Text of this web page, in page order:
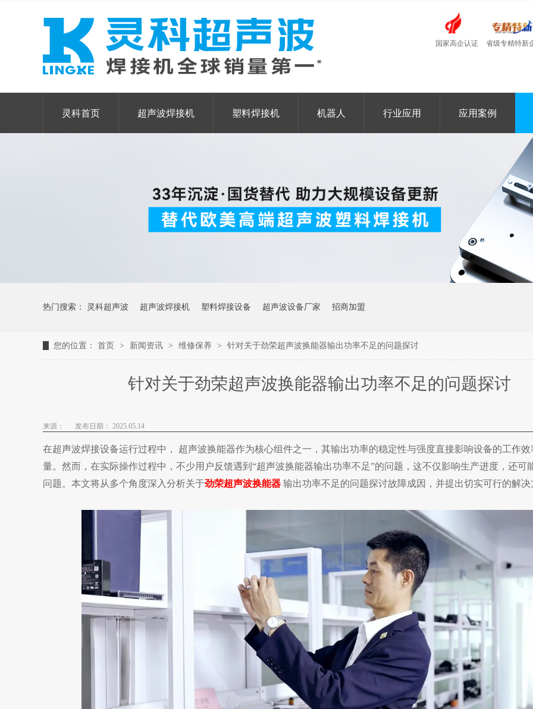
国家高企认证 省级专精特新
灵科首页 超声波焊接机 塑料焊接机 机器人 行业应用 应用案例
热门搜索： 灵科超声波 超声波焊接机 塑料焊接设备 超声波设备厂家 招商加盟
您的位置： 首页 > 新闻资讯 > 维修保养 > 针对关于劲荣超声波换能器输出功率不足的问题探讨
针对关于劲荣超声波换能器输出功率不足的问题探讨
来源： 发布日期： 2025.05.14
在超声波焊接设备运行过程中，
超声波换能器作为核心组件之一，其输出功率的稳定性与强度直接影响设备的工作
量。然而，在实际操作过程中，不少用户反馈遇到“超声波换能器输出功率不足”的问题，这不仅影响生产进度，还可
问题。本文将从多个角度深入分析关于劲荣超声波换能器 输出功率不足的问题探讨故障成因，并提出切实可行的解决